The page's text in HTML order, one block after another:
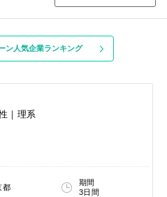
ン人気企業ランキング
｜理系
都
期間
3日間